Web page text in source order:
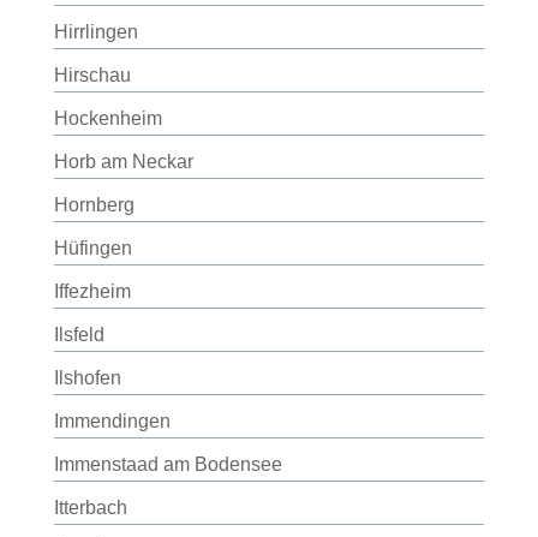
Hirrlingen
Hirschau
Hockenheim
Horb am Neckar
Hornberg
Hüfingen
Iffezheim
Ilsfeld
Ilshofen
Immendingen
Immenstaad am Bodensee
Itterbach